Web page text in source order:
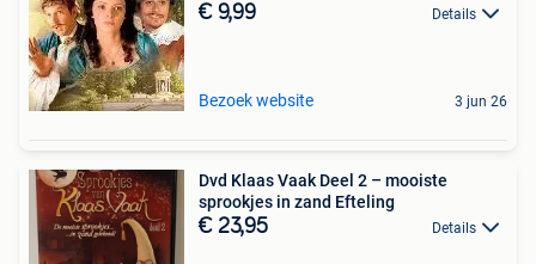
€ 9,99 Details
Bezoek website 3 jun 26
Dvd Klaas Vaak Deel 2 – mooiste
sprookjes in zand Efteling
€ 23,95 Details